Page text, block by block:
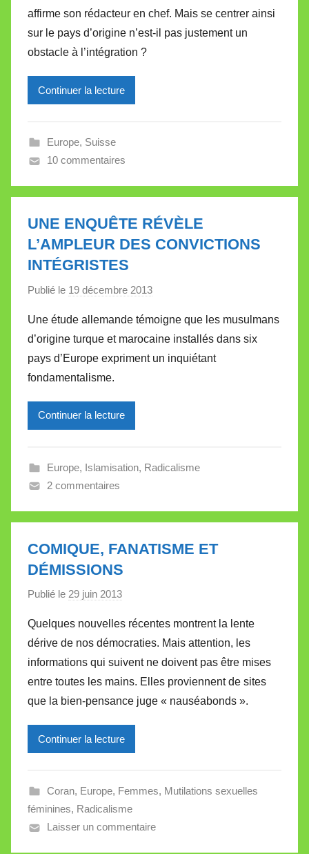
r
e
l
l
t
t
affirme son rédacteur en chef. Mais se centrer ainsi
sur le pays d’origine n’est-il pas justement un
obstacle à l’intégration ?
Continuer la lecture
Europe, Suisse
10 commentaires
UNE ENQUÊTE RÉVÈLE
L’AMPLEUR DES CONVICTIONS
INTÉGRISTES
Publié le 19 décembre 2013
r
M
i
e
l
l
Une étude allemande témoigne que les musulmans
d’origine turque et marocaine installés dans six
pays d’Europe expriment un inquiétant
fondamentalisme.
Continuer la lecture
Europe, Islamisation, Radicalisme
2 commentaires
COMIQUE, FANATISME ET
DÉMISSIONS
Publié le 29 juin 2013
r
M
i
r
e
l
l
V
a
l
Quelques nouvelles récentes montrent la lente
dérive de nos démocraties. Mais attention, les
informations qui suivent ne doivent pas être mises
entre toutes les mains. Elles proviennent de sites
que la bien-pensance juge « nauséabonds ».
Continuer la lecture
Coran, Europe, Femmes, Mutilations sexuelles
féminines, Radicalisme
Laisser un commentaire